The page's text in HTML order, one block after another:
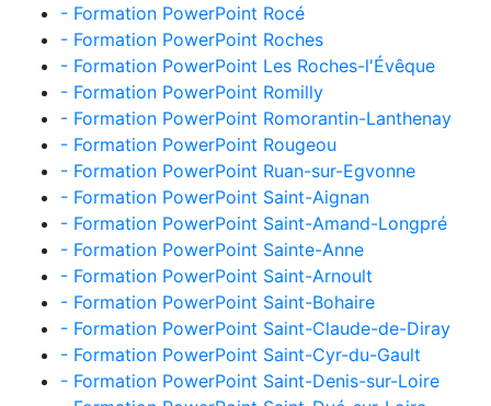
- Formation PowerPoint Rocé
- Formation PowerPoint Roches
- Formation PowerPoint Les Roches-l'Évêque
- Formation PowerPoint Romilly
- Formation PowerPoint Romorantin-Lanthenay
- Formation PowerPoint Rougeou
- Formation PowerPoint Ruan-sur-Egvonne
- Formation PowerPoint Saint-Aignan
- Formation PowerPoint Saint-Amand-Longpré
- Formation PowerPoint Sainte-Anne
- Formation PowerPoint Saint-Arnoult
- Formation PowerPoint Saint-Bohaire
- Formation PowerPoint Saint-Claude-de-Diray
- Formation PowerPoint Saint-Cyr-du-Gault
- Formation PowerPoint Saint-Denis-sur-Loire